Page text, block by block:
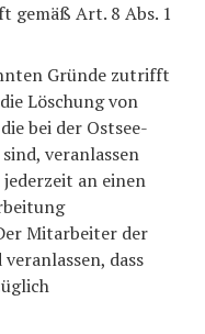
gemäß Art. 8 Abs. 1
Gründe zutrifft
Löschung von
bei der Ostsee-
veranlassen
an einen
Mitarbeiter der
dass